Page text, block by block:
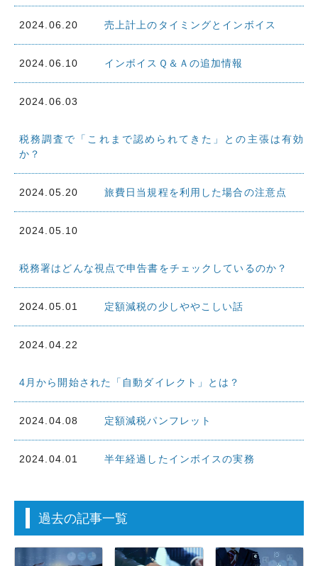
2024.06.20 売上計上のタイミングとインボイス
2024.06.10 インボイスＱ＆Ａの追加情報
2024.06.03
税務調査で「これまで認められてきた」との主張は有効
か？
2024.05.20 旅費日当規程を利用した場合の注意点
2024.05.10
税務署はどんな視点で申告書をチェックしているのか？
2024.05.01 定額減税の少しややこしい話
2024.04.22
4月から開始された「自動ダイレクト」とは？
2024.04.08 定額減税パンフレット
2024.04.01 半年経過したインボイスの実務
過去の記事一覧